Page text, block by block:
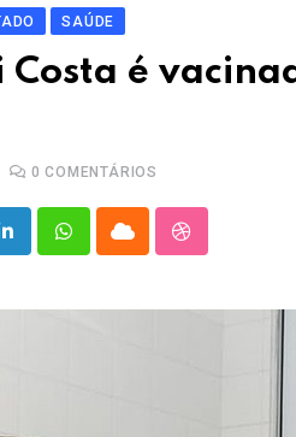
SAÚDE
é
0 COMENTÁRIOS
LinkedInWhatsappCloud StumbleUpon